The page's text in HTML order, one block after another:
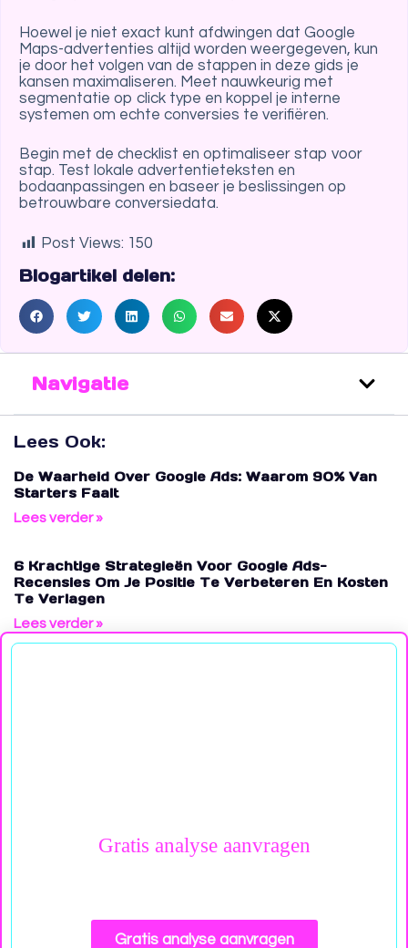
Hoewel je niet exact kunt afdwingen dat Google
Maps-advertenties altijd worden weergegeven, kun
je door het volgen van de stappen in deze gids je
kansen maximaliseren. Meet nauwkeurig met
segmentatie op click type en koppel je interne
systemen om echte conversies te verifiëren.
Begin met de checklist en optimaliseer stap voor
stap. Test lokale advertentieteksten en
bodaanpassingen en baseer je beslissingen op
betrouwbare conversiedata.
Post Views: 150
Blogartikel delen:
Navigatie
Lees Ook:
De Waarheid Over Google Ads: Waarom 90% Van
Starters Faalt
Lees verder »
6 Krachtige Strategieën Voor Google Ads-
Recensies Om Je Positie Te Verbeteren En Kosten
Te Verlagen
Lees verder »
Gratis analyse aanvragen
Gratis analyse aanvragen